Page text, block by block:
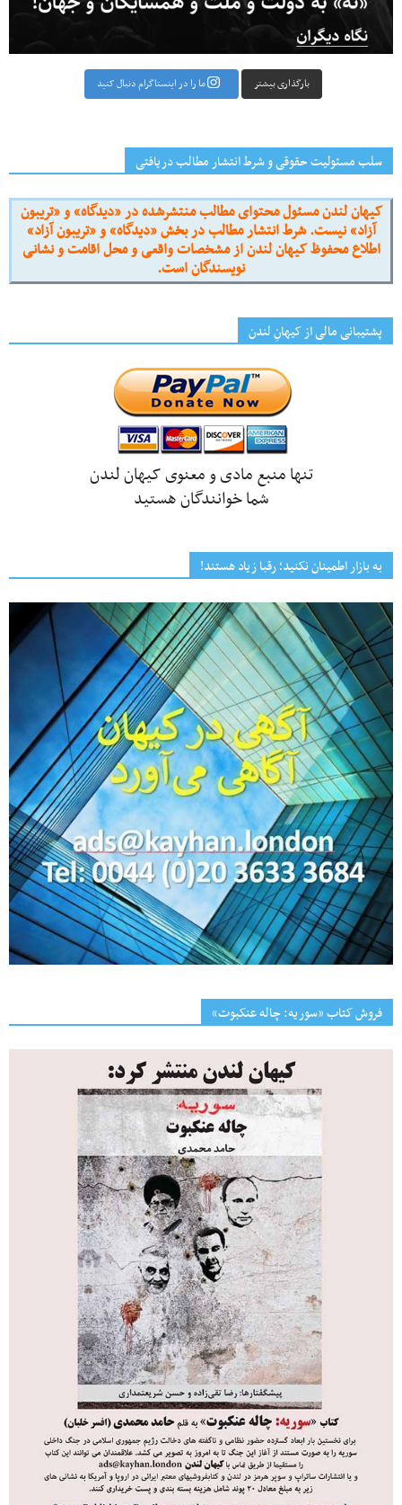
بارگذاری بیشتر ما را در اینستاگرام دنبال کنید
سلب مسئولیت حقوقی و شرط انتشار مطالب دریافتی
کیهان لندن مسئول محتوای مطالب منتشرشده در «دیدگاه» و «تریبون
آزاد» نیست. شرط انتشار مطالب در بخش «دیدگاه» و «تریبون آزاد»
اطلاع محفوظ کیهان لندن از مشخصات واقعی و محل اقامت و نشانی
نویسندگان است.
پشتیبانی مالی از کیهانِ لندن
تنها منبع مادی و معنوی کیهان لندن
شما خوانندگان هستید
به بازار اطمینان نکنید؛ رقبا زیاد هستند!
فروش کتاب «سوریه: چاله عنکبوت»